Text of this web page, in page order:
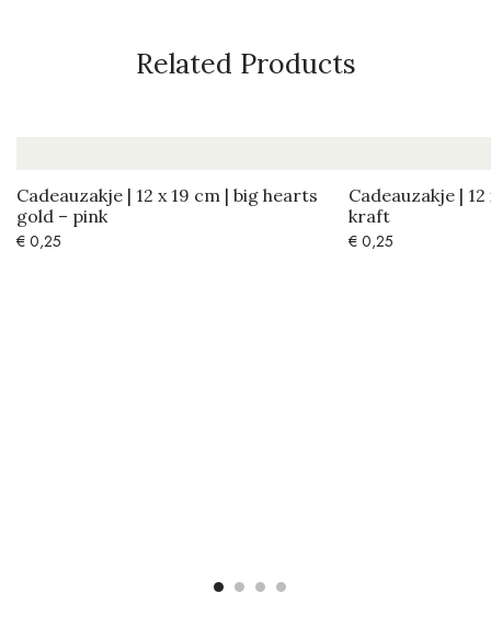
Related Products
Cadeauzakje | 12 x 19 cm | big hearts
gold – pink
€ 0,25
Cadeauzakje |
kraft
€ 0,25